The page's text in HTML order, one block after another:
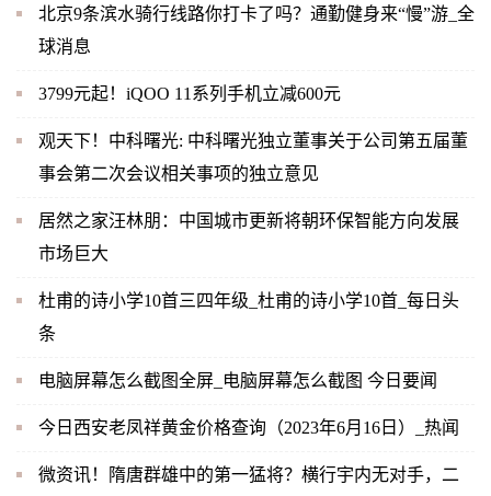
北京9条滨水骑行线路你打卡了吗？通勤健身来“慢”游_全
球消息
3799元起！iQOO 11系列手机立减600元
观天下！中科曙光: 中科曙光独立董事关于公司第五届董
事会第二次会议相关事项的独立意见
居然之家汪林朋：中国城市更新将朝环保智能方向发展
市场巨大
杜甫的诗小学10首三四年级_杜甫的诗小学10首_每日头
条
电脑屏幕怎么截图全屏_电脑屏幕怎么截图 今日要闻
今日西安老凤祥黄金价格查询（2023年6月16日）_热闻
微资讯！隋唐群雄中的第一猛将？横行宇内无对手，二